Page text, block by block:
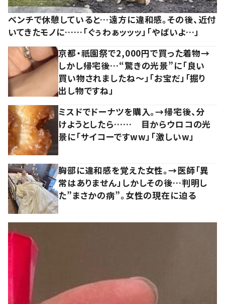
ベンチで休憩していると…遠方に違和感。その後、近付
いてきたモノに……「ぐぅわぁッッッ」「やばいよ…」
京都・祇園祭で2,000円で買った着物→
しかし帰宅後…“驚きの光景”に「良い
買い物されましたね～」「お宝だ」「掘り
出し物ですね」
ミスドでドーナツを購入。→帰宅後、分
けようとしたら…… 目からウロコの光
景に「サイコーですww」「激しいw」
胸部に違和感を覚えた女性。→医師「異
常はありません」しかしその後…判明し
た”まさかの病”。女性の現在に迫る